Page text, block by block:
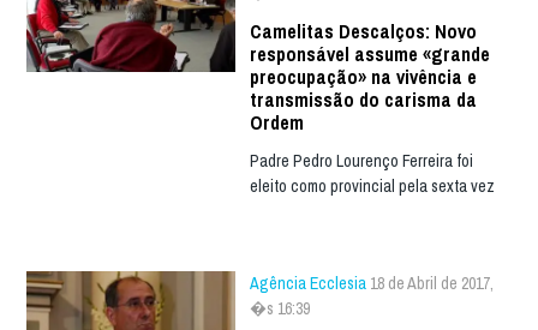
Camelitas Descalços: Novo
responsável assume «grande
preocupação» na vivência e
transmissão do carisma da
Ordem
Padre Pedro Lourenço Ferreira foi
eleito como provincial pela sexta vez
Agência Ecclesia 18 de Abril de 2017,
�s 16:39